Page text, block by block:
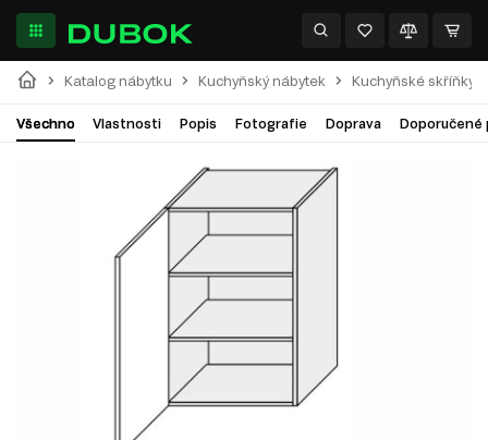
Katalog nábytku Kuchyňský nábytek Kuchyňské skříňky
Všechno Vlastnosti Popis Fotografie Doprava Doporučené